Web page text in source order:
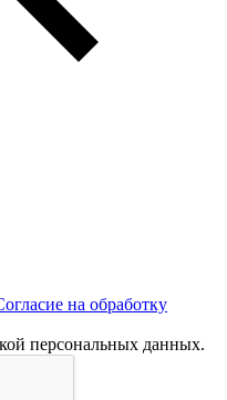
на обработку
персональных данных.